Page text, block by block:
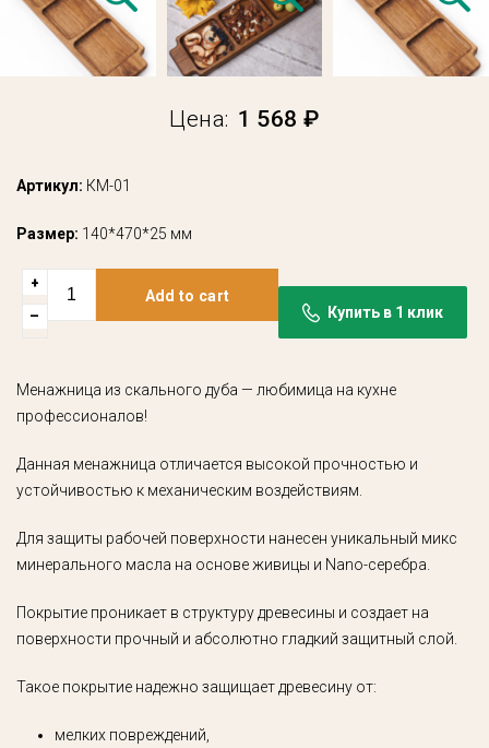
Цена: 1 568 ₽
Артикул: КМ-01
Размер: 140*470*25 мм
+
–
Add to cart
Купить в 1 клик
Менажница из скального дуба — любимица на кухне
профессионалов!
Данная менажница отличается высокой прочностью и
устойчивостью к механическим воздействиям.
Для защиты рабочей поверхности нанесен уникальный микс
минерального масла на основе живицы и Nano-серебра.
Покрытие проникает в структуру древесины и создает на
поверхности прочный и абсолютно гладкий защитный слой.
Такое покрытие надежно защищает древесину от:
мелких повреждений,